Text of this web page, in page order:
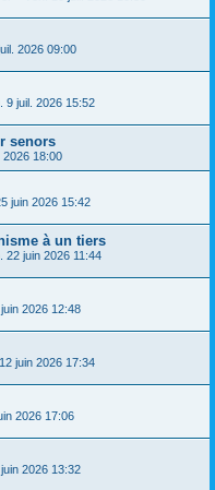
2026 09:00
9 juil. 2026 15:52
senors
2026 18:00
juin 2026 15:42
à un tiers
22 juin 2026 11:44
2026 12:48
juin 2026 17:34
2026 17:06
2026 13:32